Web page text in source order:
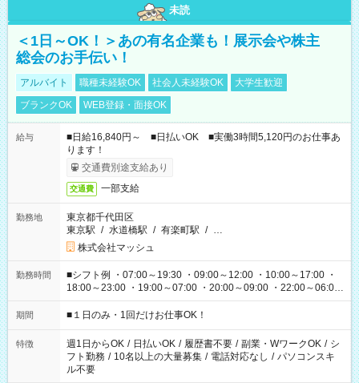
未読
＜1日～OK！＞あの有名企業も！展示会や株主
総会のお手伝い！
アルバイト 職種未経験OK 社会人未経験OK
大学生歓迎
ブランクOK
WEB登録・面接OK
給与
■日給16,840円～ ■日払いOK ■実働3時間5,120円のお仕事あ
ります！
交通費別途支給あり
交通費 一部支給
勤務地
東京都千代田区
東京駅 / 水道橋駅 / 有楽町駅 / …
株式会社マッシュ
勤務時間
■シフト例 ・07:00～19:30 ・09:00～12:00 ・10:00～17:00 ・
18:00～23:00 ・19:00～07:00 ・20:00～09:00 ・22:00～06:00
etc ★最短で3時間で5,120円のお仕事から 15時間で2万円近く稼
げるお仕事も！ ご希望のお時間に合わせてご紹介！ ※シフトは
ください！
期間 ■１日のみ・1回だけお仕事OK！
特徴 週1日からOK / 日払いOK / 履歴書不要 / 副業・WワークOK / シ
フト勤務 / 10名以上の大量募集 / 電話対応なし / パソコンスキ
ル不要